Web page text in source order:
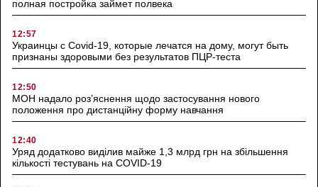
полная постройка займет полвека
12:57
Украинцы с Covid-19, которые лечатся на дому, могут быть
признаны здоровыми без результатов ПЦР-теста
12:50
МОН надало роз’яснення щодо застосування нового
положення про дистанційну форму навчання
12:40
Уряд додатково виділив майже 1,3 млрд грн на збільшення
кількості тестувань на COVID-19